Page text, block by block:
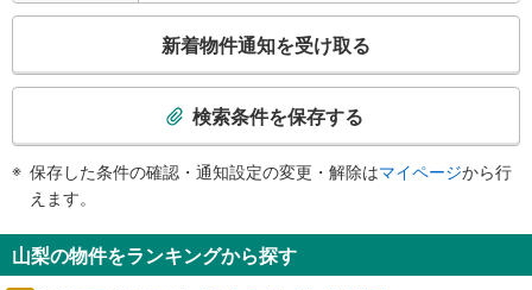
検
知
を
新着物件通知を受け取る
検索条件を保存する
保存した条件の確認・通知設定の変更・解除はマイページから行
えます。
山梨の物件をランキングから探す